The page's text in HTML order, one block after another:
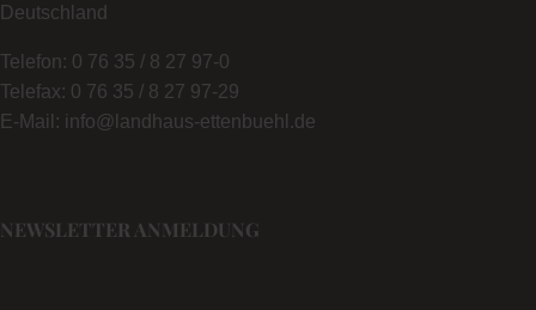
Deutschland
Telefon: 0 76 35 / 8 27 97-0
Telefax: 0 76 35 / 8 27 97-29
E-Mail: info@landhaus-ettenbuehl.de
NEWSLETTER ANMELDUNG